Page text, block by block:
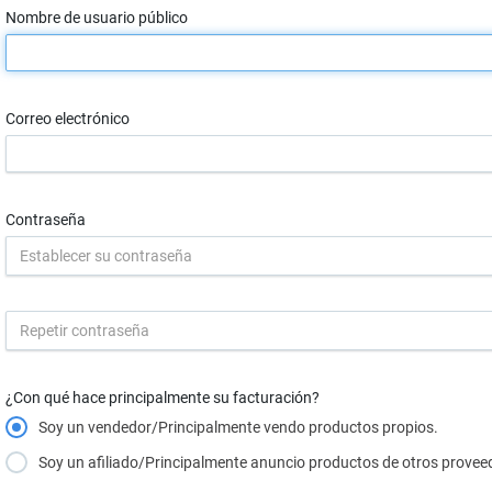
Nombre de usuario público
Correo electrónico
Contraseña
¿Con qué hace principalmente su facturación?
Soy un vendedor/Principalmente vendo productos propios.
Soy un afiliado/Principalmente anuncio productos de otros